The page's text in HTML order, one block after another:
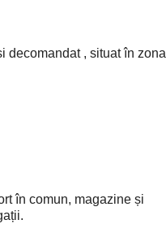
decomandat , situat în zona
în comun, magazine și